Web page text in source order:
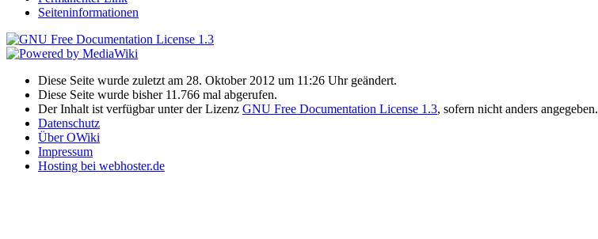
Seiteninformationen
Diese Seite wurde zuletzt am 28. Oktober 2012 um 11:26 Uhr geändert.
Diese Seite wurde bisher 11.766 mal abgerufen.
Der Inhalt ist verfügbar unter der Lizenz GNU Free Documentation License 1.3, sofern nicht anders angegeben.
Datenschutz
Über OWiki
Impressum
Hosting bei webhoster.de